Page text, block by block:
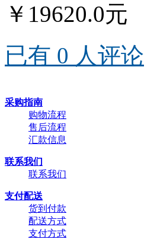
￥19620.0元
已有 0 人评论
采购指南
购物流程
售后流程
汇款信息
联系我们
联系我们
支付配送
货到付款
配送方式
支付方式